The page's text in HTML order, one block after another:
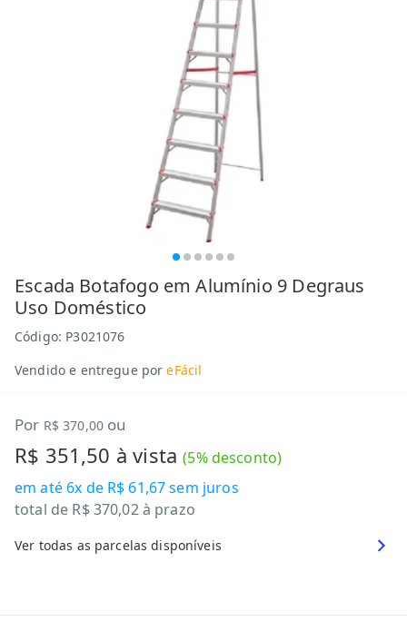
Escada Botafogo em Alumínio 9 Degraus
Uso Doméstico
Código: P3021076
Vendido e entregue por eFácil
Por R$ 370,00 ou
R$ 351,50 à vista(5% desconto)
em até 6x de R$ 61,67sem juros
total de R$ 370,02à prazo
Ver todas as parcelas disponíveis